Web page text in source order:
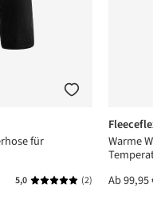
für
5,0 Durchschnittliche
(2)
Warme
Ab99,95